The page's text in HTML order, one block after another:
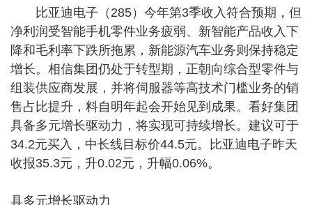
比亚迪电子（285）今年第3季收入符合预期，但
净利润受智能手机零件业务疲弱、新智能产品收入下
降和毛利率下跌所拖累，新能源汽车业务则保持稳定
增长。相信集团仍处于转型期，正朝向综合型零件与
组装供应商发展，并将伺服器等高技术门槛业务的销
售占比提升，料自明年起会开始见到成果。看好集团
具备多元增长驱动力，将实现可持续增长。建议可于
34.2元买入，中长线目标价44.5元。比亚迪电子昨天
收报35.3元，升0.02元，升幅0.06%。
具多元增长驱动力